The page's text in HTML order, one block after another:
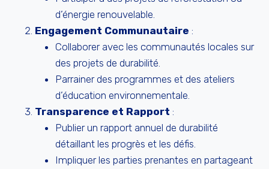
d’énergie renouvelable.
Engagement Communautaire :
Collaborer avec les communautés locales sur
des projets de durabilité.
Parrainer des programmes et des ateliers
d’éducation environnementale.
Transparence et Rapport :
Publier un rapport annuel de durabilité
détaillant les progrès et les défis.
Impliquer les parties prenantes en partageant